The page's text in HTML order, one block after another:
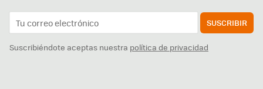
SUSCRIBIR
Suscribiéndote aceptas nuestra política de privacidad